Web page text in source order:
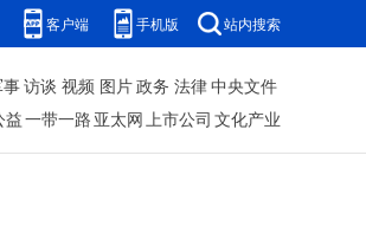
客户端 手机版 站内搜索
访谈 视频 图片政务 法律中央文件
益一带一路 亚太网上市公司 文化产业